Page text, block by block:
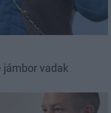
jámbor vadak